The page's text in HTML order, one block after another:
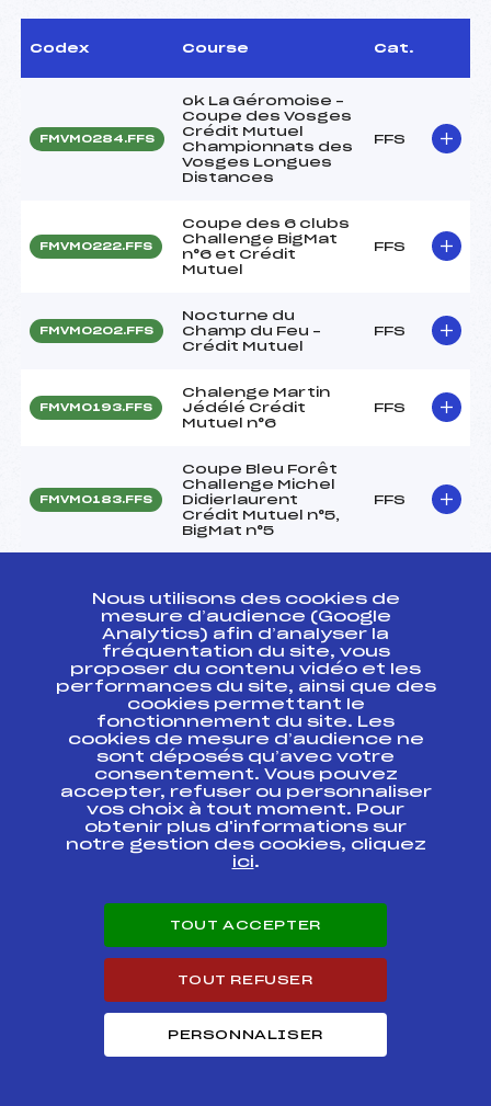
Codex Course Cat.
FMVM0284.FFS
ok La Géromoise –
Coupe des Vosges
Crédit Mutuel
Championnats des
Vosges Longues
Distances
FFS
FMVM0222.FFS
Coupe des 6 clubs
Challenge BigMat
n°6 et Crédit
Mutuel
FFS
FMVM0202.FFS
Nocturne du
Champ du Feu –
Crédit Mutuel
FFS
FMVM0193.FFS
Chalenge Martin
Jédélé Crédit
Mutuel n°6
FFS
FMVM0183.FFS
Coupe Bleu Forêt
Challenge Michel
Didierlaurent
Crédit Mutuel n°5,
BigMat n°5
FFS
CLASSIC
FMVM0142.FFS
Grand Prix de
XONRUPT crédit
mutuel n°4 2
février 2014
FFS
FMVM0093.FFS
GP de la Ville de La
Bresse Crédit
Mutuel n° 3 BigMat
n° 3
FFS
FNAM0082.FFS
LES BELLES
COMBES
FFS
Nocturne de la
Bresse Crédit
FMVM0023.FFS
Mémorial LUC
FFS
Nous utilisons des cookies de
mesure d’audience (Google
Analytics) afin d’analyser la
fréquentation du site, vous
proposer du contenu vidéo et les
performances du site, ainsi que des
cookies permettant le
fonctionnement du site. Les
cookies de mesure d’audience ne
sont déposés qu’avec votre
consentement. Vous pouvez
accepter, refuser ou personnaliser
vos choix à tout moment. Pour
obtenir plus d'informations sur
notre gestion des cookies, cliquez
ici.
TOUT ACCEPTER
TOUT REFUSER
PERSONNALISER